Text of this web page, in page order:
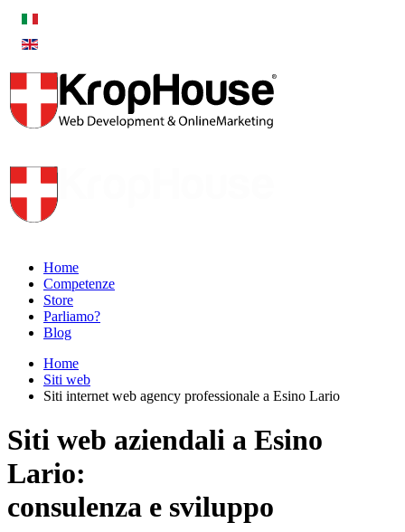
Home
Competenze
Store
Parliamo?
Blog
Home
Siti web
Siti internet web agency professionale a Esino Lario
Siti web aziendali a Esino
Lario:
consulenza e sviluppo